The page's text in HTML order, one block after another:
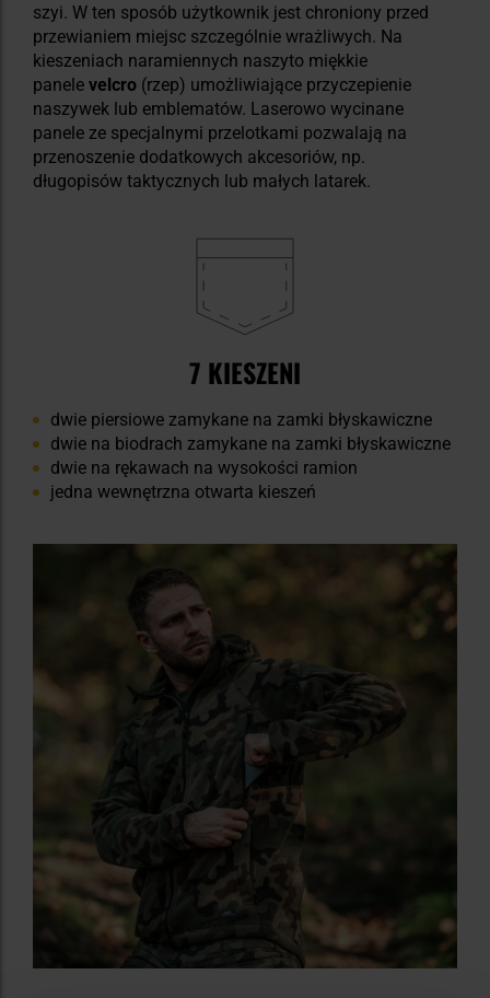
szyi. W ten sposób użytkownik jest chroniony przed
przewianiem miejsc szczególnie wrażliwych. Na
kieszeniach naramiennych naszyto miękkie
panele velcro (rzep) umożliwiające przyczepienie
naszywek lub emblematów. Laserowo wycinane
panele ze specjalnymi przelotkami pozwalają na
przenoszenie dodatkowych akcesoriów, np.
długopisów taktycznych lub małych latarek.
7 KIESZENI
dwie piersiowe zamykane na zamki błyskawiczne
dwie na biodrach zamykane na zamki błyskawiczne
dwie na rękawach na wysokości ramion
jedna wewnętrzna otwarta kieszeń